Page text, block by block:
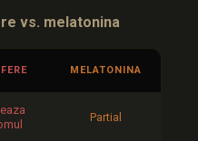
vs. melatonina
MELATONINA
Partial